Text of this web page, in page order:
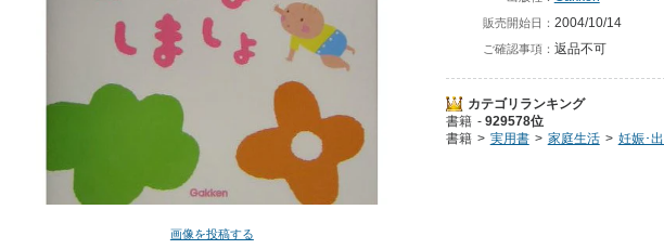
画像を投稿する
販売開始日： 2004/10/14
ご確認事項： 返品不可
カテゴリランキング
書籍
929578位
書籍
実用書 家庭生活 妊娠･